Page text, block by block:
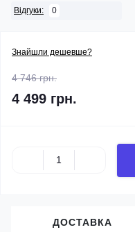
Відгуки: 0
Знайшли дешевше?
4 746 грн.
4 499 грн.
ДОСТАВКА